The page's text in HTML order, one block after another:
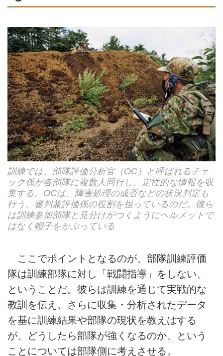
訓練では、部隊評価分析官（OC）と呼ばれるチェ
ック係が各部隊に複数人同行し、定性的な情報を収
集する。OCは、障害処理の成否などの状況判定も
行う、審判兼評価係の役割を担っているのだ。彼ら
は訓練参加部隊と見分けがつくようにヘルメットで
はなく帽子をかぶっている
ここでポイントとなるのが、部隊訓練評価
隊は訓練部隊に対し「戦闘指導」をしない、
ということだ。彼らは訓練を通じて実戦的な
教訓を伝え、さらに収集・分析されたデータ
を基に訓練結果や部隊の現状を教えはする
が、どうしたら部隊が強くなるのか、という
ことについては部隊側に考えさせる。